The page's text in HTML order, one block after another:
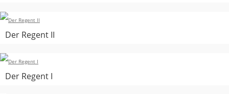
Der Regent II
Der Regent I